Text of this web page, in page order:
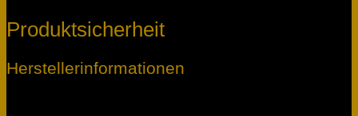
Produktsicherheit
Herstellerinformationen